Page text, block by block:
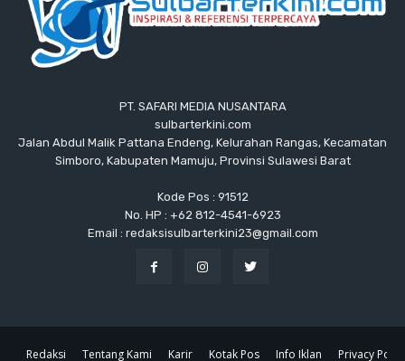
PT. SAFARI MEDIA NUSANTARA
sulbarterkini.com
Jalan Abdul Malik Pattana Endeng, Kelurahan Rangas, Kecamatan
Simboro, Kabupaten Mamuju, Provinsi Sulawesi Barat
Kode Pos : 91512
No. HP : +62 812-4541-6923
Email : redaksisulbarterkini23@gmail.com
Redaksi Tentang Kami Karir Kotak Pos Info Iklan Privacy